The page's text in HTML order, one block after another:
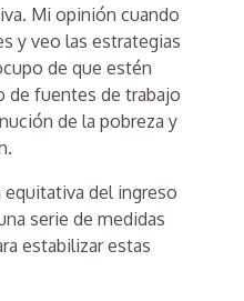
Mi opinión cuando
y veo las estrategias
de que estén
de fuentes de trabajo
de la pobreza y
del ingreso
serie de medidas
estabilizar estas